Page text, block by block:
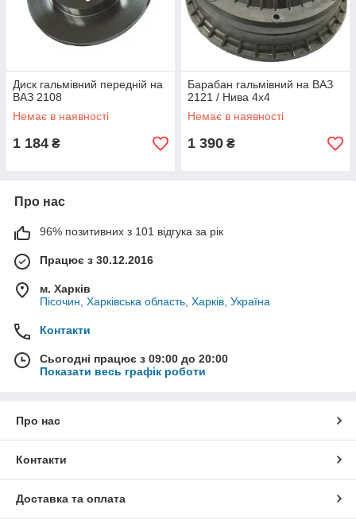
Диск гальмівний передній на
ВАЗ 2108
Немає в наявності
1 184 ₴
Барабан гальмівний на ВАЗ
2121 / Нива 4х4
Немає в наявності
1 390 ₴
Про нас
96% позитивних з 101 відгука за рік
Працює з 30.12.2016
м. Харків
Пісочин, Харківська область, Харків, Україна
Контакти
Сьогодні працює з 09:00 до 20:00
Показати весь графік роботи
Про нас
Контакти
Доставка та оплата